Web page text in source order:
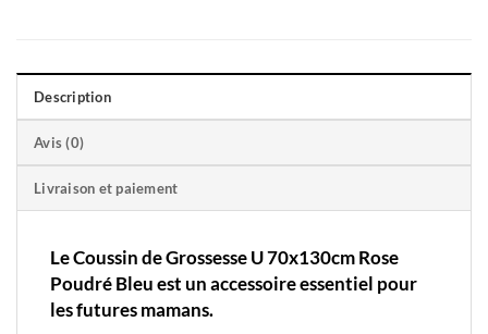
Description
Avis (0)
Livraison et paiement
Le Coussin de Grossesse U 70x130cm Rose
Poudré Bleu est un accessoire essentiel pour
les futures mamans.